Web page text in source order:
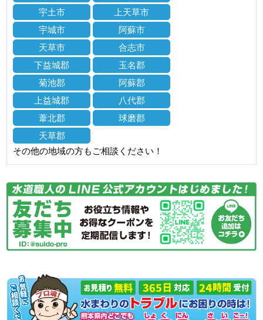
宇土市
上天草市
宇城市
阿蘇市
天草市
合志市
下益城郡
玉名郡
菊池郡
阿蘇郡
上益城郡
八代郡
葦北郡
球磨郡
天草郡
その他の地域の方もご相談ください！